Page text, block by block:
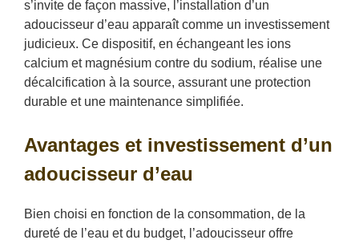
s’invite de façon massive, l’installation d’un
adoucisseur d’eau apparaît comme un investissement
judicieux. Ce dispositif, en échangeant les ions
calcium et magnésium contre du sodium, réalise une
décalcification à la source, assurant une protection
durable et une maintenance simplifiée.
Avantages et investissement d’un
adoucisseur d’eau
Bien choisi en fonction de la consommation, de la
dureté de l’eau et du budget, l’adoucisseur offre